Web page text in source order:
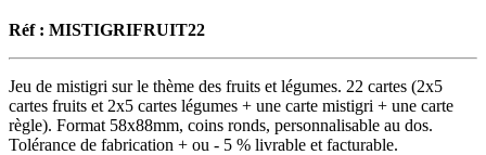
Réf : MISTIGRIFRUIT22
Jeu de mistigri sur le thème des fruits et légumes. 22 cartes (2x5
cartes fruits et 2x5 cartes légumes + une carte mistigri + une carte
règle). Format 58x88mm, coins ronds, personnalisable au dos.
Tolérance de fabrication + ou - 5 % livrable et facturable.